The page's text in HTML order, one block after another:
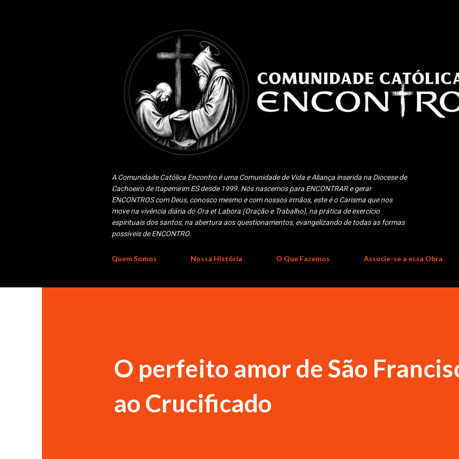
A Comunidade Católica Encontro é uma Comunidade de Vida e Aliança inserida na Diocese de
Cachoeiro de Itapemirim ES desde 1999. Nós nascemos para ENCONTRAR e gerar
ENCONTROS com Deus, conosco mesmo e com nossos irmãos, este é o Carisma que nos
move na vivência diária do Ora et Labora (Oração e Trabalho), na prática de exercício
espirituais dos santos, na abertura aos questionamentos, evangelizando de todas as formas
possíveis de ENCONTRO.
Quem Somos Nossa História O Que Fazemos Associe-se a essa Obra
O perfeito amor de São
ao Crucificado